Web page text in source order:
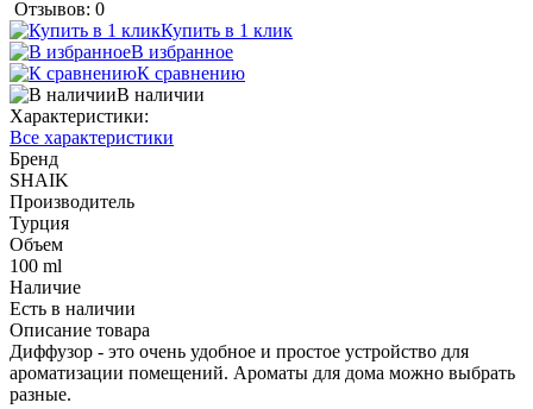
Отзывов: 0
Купить в 1 клик
В избранное
К сравнению
В наличии
Характеристики:
Все характеристики
Бренд
SHAIK
Производитель
Турция
Объем
100 ml
Наличие
Есть в наличии
Описание товара
Диффузор - это очень удобное и простое устройство для
ароматизации помещений. Ароматы для дома можно выбрать
разные.